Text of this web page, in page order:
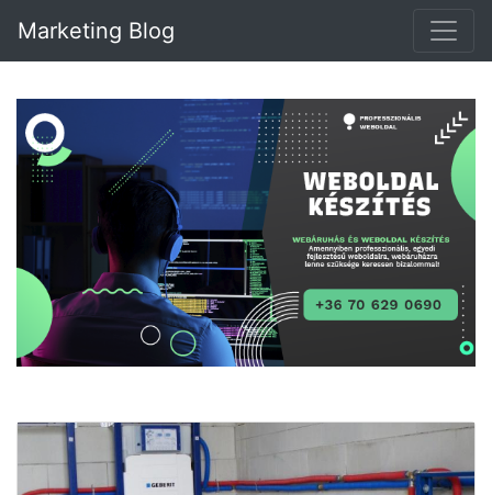
Marketing Blog